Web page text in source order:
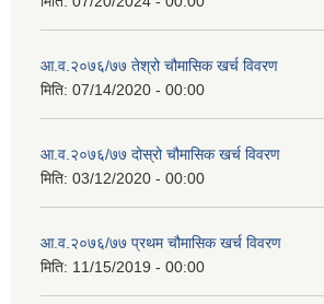
आ.व.२०७६/७७ तेश्रो चौमासिक खर्च विवरण
मिति: 07/14/2020 - 00:00
आ.व.२०७६/७७ दोस्रो चौमासिक खर्च विवरण
मिति: 03/12/2020 - 00:00
आ.व.२०७६/७७ प्रथम चौमासिक खर्च विवरण
मिति: 11/15/2019 - 00:00